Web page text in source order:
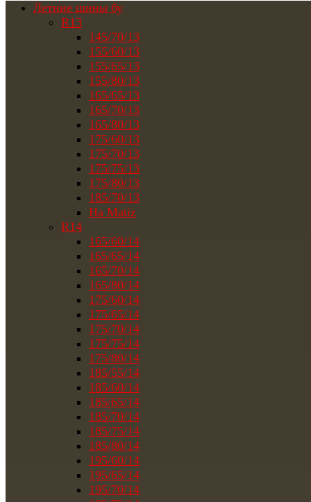
Летние шины бу
R13
145/70/13
155/60/13
155/65/13
155/80/13
165/65/13
165/70/13
165/80/13
175/60/13
175/70/13
175/75/13
175/80/13
185/70/13
На Matiz
R14
165/60/14
165/65/14
165/70/14
165/80/14
175/60/14
175/65/14
175/70/14
175/75/14
175/80/14
185/55/14
185/60/14
185/65/14
185/70/14
185/75/14
185/80/14
195/60/14
195/65/14
195/70/14